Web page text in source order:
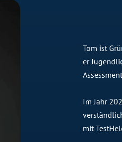
Tom ist
er
Im Jahr
mit